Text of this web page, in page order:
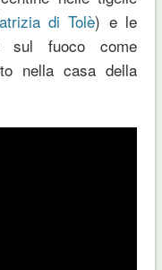
di Tolè) e le
sul fuoco come
nella casa della